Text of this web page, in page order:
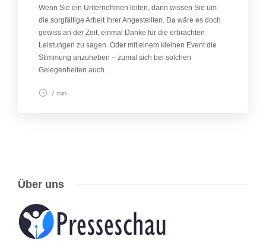
Wenn Sie ein Unternehmen leiten, dann wissen Sie um
die sorgfältige Arbeit Ihrer Angestellten. Da wäre es doch
gewiss an der Zeit, einmal Danke für die erbrachten
Leistungen zu sagen. Oder mit einem kleinen Event die
Stimmung anzuheben – zumal sich bei solchen
Gelegenheiten auch…
7 min
Über uns